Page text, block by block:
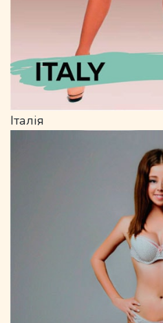
Італія